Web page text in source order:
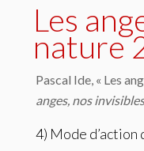
Les
nature
Pascal Ide, « Les
anges, nos
4) Mode d’action